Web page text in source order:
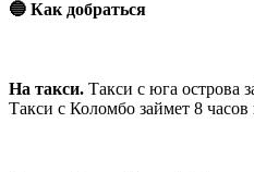
🔵 Как добраться
На такси. Такси с юга острова
Такси с Коломбо займет 8